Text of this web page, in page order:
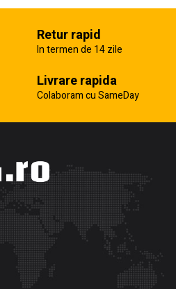
Retur rapid
In termen de 14 zile
Livrare rapida
Colaboram cu SameDay